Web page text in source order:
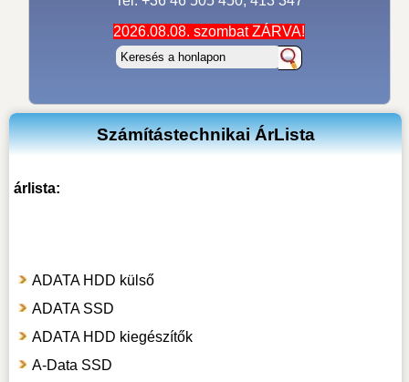
2026.08.08. szombat ZÁRVA!
Számítástechnikai ÁrLista
árlista:
ADATA HDD külső
ADATA SSD
ADATA HDD kiegészítők
A-Data SSD